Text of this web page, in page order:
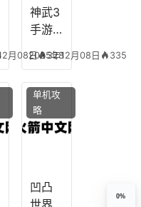
装备
月08日 328
神武3
手游
辅助
技能
加
点，
神武
龙宫
怎么
2025年12月08日 335
凹凸
世界
单机攻
略
0%